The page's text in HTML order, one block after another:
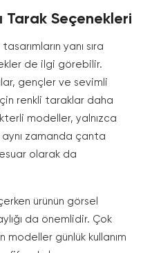
Tarak Seçenekleri
yanı sıra
de ilgi görebilir.
gençler ve sevimli
renkli taraklar daha
modeller, yalnızca
aynı zamanda çanta
olarak da
ürünün görsel
da önemlidir. Çok
günlük kullanım